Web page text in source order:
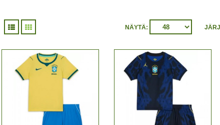
NÄYTÄ: